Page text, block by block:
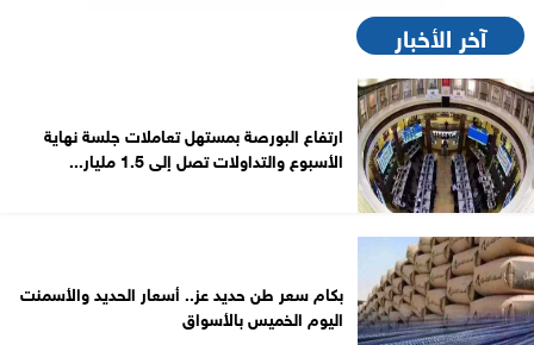
آخر الأخبار
ارتفاع البورصة بمستهل تعاملات جلسة نهاية
الأسبوع والتداولات تصل إلى 1.5 مليار...
بكام سعر طن حديد عز.. أسعار الحديد والأسمنت
اليوم الخميس بالأسواق